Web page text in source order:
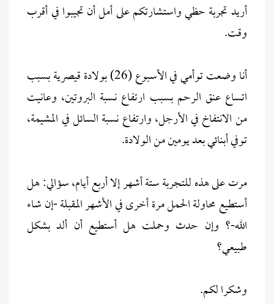
أريد تجربة حظي واستشارتكم على أمل أن تجيبوا في أقرب
وقت.
أنا وضعت توأمي في الأسبوع (26) بولادة قيصرية بسبب
اتساع عنق الرحم بسبب ارتفاع نسبة البروتين، وعانيت
من الانتفاخ في الأرجل، وارتفاع نسبة السائل في المشيمة،
توفي أبنائي بعد يومين من الولادة.
مرت على هذه للتجربة ستة أشهر إلا أربع أيام، سؤالي: هل
أستطيع محاولة الحمل مرة أخرى في الأشهر المقبلة -إن شاء
الله-؟ وإن حدث وحملت هل أستطيع أن ألد بشكل
طبيعي؟
وشكرا لكم.